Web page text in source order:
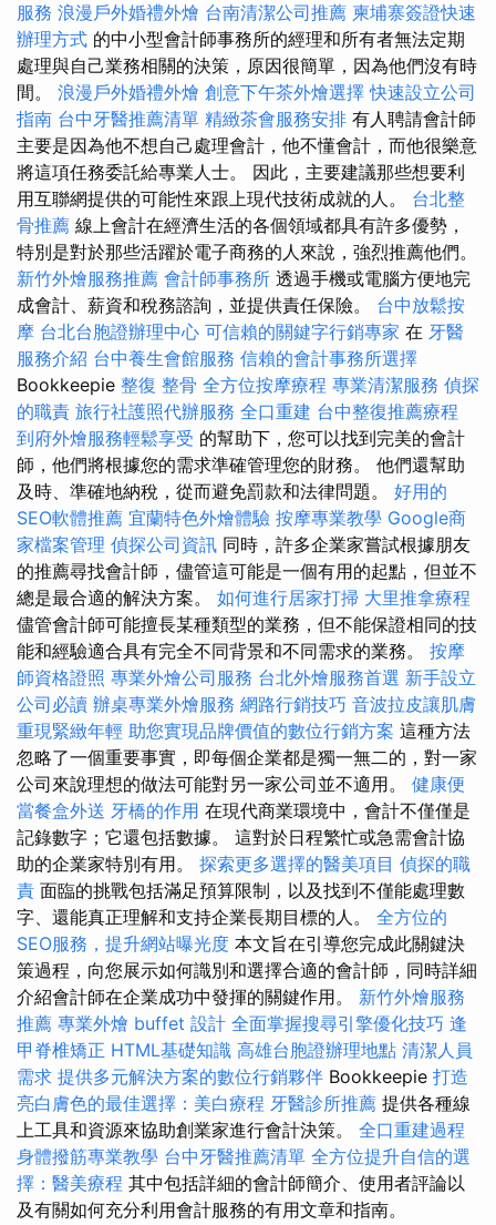
服務 浪漫戶外婚禮外燴 台南清潔公司推薦 柬埔寨簽證快速
辦理方式 的中小型會計師事務所的經理和所有者無法定期
處理與自己業務相關的決策，原因很簡單，因為他們沒有時
間。 浪漫戶外婚禮外燴 創意下午茶外燴選擇 快速設立公司
指南 台中牙醫推薦清單 精緻茶會服務安排 有人聘請會計師
主要是因為他不想自己處理會計，他不懂會計，而他很樂意
將這項任務委託給專業人士。 因此，主要建議那些想要利
用互聯網提供的可能性來跟上現代技術成就的人。 台北整
骨推薦 線上會計在經濟生活的各個領域都具有許多優勢，
特別是對於那些活躍於電子商務的人來說，強烈推薦他們。
新竹外燴服務推薦 會計師事務所 透過手機或電腦方便地完
成會計、薪資和稅務諮詢，並提供責任保險。 台中放鬆按
摩 台北台胞證辦理中心 可信賴的關鍵字行銷專家 在 牙醫
服務介紹 台中養生會館服務 信賴的會計事務所選擇
Bookkeepie 整復 整骨 全方位按摩療程 專業清潔服務 偵探
的職責 旅行社護照代辦服務 全口重建 台中整復推薦療程
到府外燴服務輕鬆享受 的幫助下，您可以找到完美的會計
師，他們將根據您的需求準確管理您的財務。 他們還幫助
及時、準確地納稅，從而避免罰款和法律問題。 好用的
SEO軟體推薦 宜蘭特色外燴體驗 按摩專業教學 Google商
家檔案管理 偵探公司資訊 同時，許多企業家嘗試根據朋友
的推薦尋找會計師，儘管這可能是一個有用的起點，但並不
總是最合適的解決方案。 如何進行居家打掃 大里推拿療程
儘管會計師可能擅長某種類型的業務，但不能保證相同的技
能和經驗適合具有完全不同背景和不同需求的業務。 按摩
師資格證照 專業外燴公司服務 台北外燴服務首選 新手設立
公司必讀 辦桌專業外燴服務 網路行銷技巧 音波拉皮讓肌膚
重現緊緻年輕 助您實現品牌價值的數位行銷方案 這種方法
忽略了一個重要事實，即每個企業都是獨一無二的，對一家
公司來說理想的做法可能對另一家公司並不適用。 健康便
當餐盒外送 牙橋的作用 在現代商業環境中，會計不僅僅是
記錄數字；它還包括數據。 這對於日程繁忙或急需會計協
助的企業家特別有用。 探索更多選擇的醫美項目 偵探的職
責 面臨的挑戰包括滿足預算限制，以及找到不僅能處理數
字、還能真正理解和支持企業長期目標的人。 全方位的
SEO服務，提升網站曝光度 本文旨在引導您完成此關鍵決
策過程，向您展示如何識別和選擇合適的會計師，同時詳細
介紹會計師在企業成功中發揮的關鍵作用。 新竹外燴服務
推薦 專業外燴 buffet 設計 全面掌握搜尋引擎優化技巧 逢
甲脊椎矯正 HTML基礎知識 高雄台胞證辦理地點 清潔人員
需求 提供多元解決方案的數位行銷夥伴 Bookkeepie 打造
亮白膚色的最佳選擇：美白療程 牙醫診所推薦 提供各種線
上工具和資源來協助創業家進行會計決策。 全口重建過程
身體撥筋專業教學 台中牙醫推薦清單 全方位提升自信的選
擇：醫美療程 其中包括詳細的會計師簡介、使用者評論以
及有關如何充分利用會計服務的有用文章和指南。